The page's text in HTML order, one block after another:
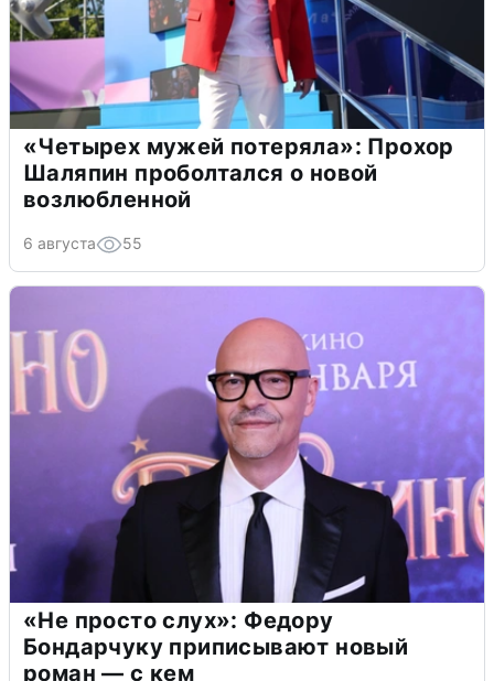
«Четырех мужей потеряла»: Прохор
Шаляпин проболтался о новой
возлюбленной
6 августа 55
«Не просто слух»: Федору
Бондарчуку приписывают новый
роман — с кем